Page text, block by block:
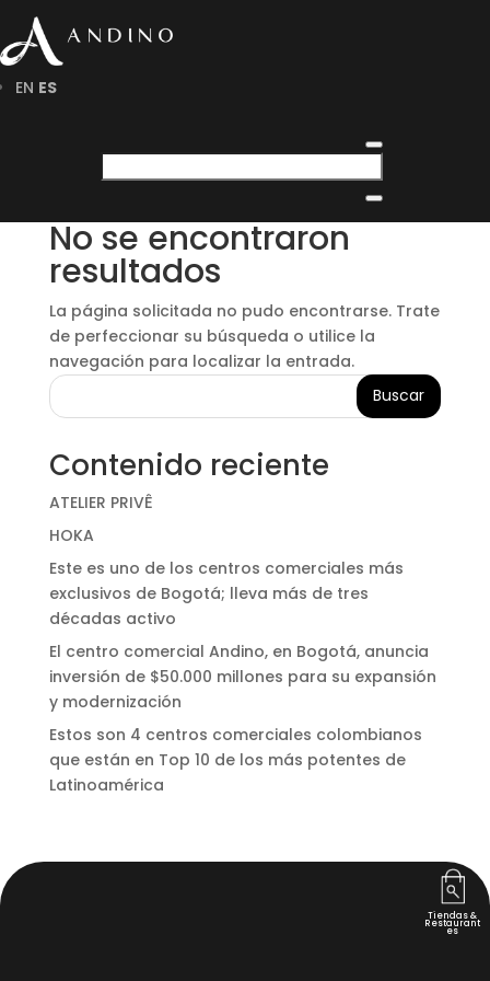
EN ES
No se encontraron
resultados
La página solicitada no pudo encontrarse. Trate
de perfeccionar su búsqueda o utilice la
navegación para localizar la entrada.
Buscar
Contenido reciente
ATELIER PRIVÊ
HOKA
Este es uno de los centros comerciales más
exclusivos de Bogotá; lleva más de tres
décadas activo
El centro comercial Andino, en Bogotá, anuncia
inversión de $50.000 millones para su expansión
y modernización
Estos son 4 centros comerciales colombianos
que están en Top 10 de los más potentes de
Latinoamérica
Tiendas &
Restaurant
es